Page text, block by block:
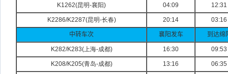
K1262(昆明-襄阳) 04:09 12:31
K2286/K2287(昆明-长春) 20:14 03:16
中转车次 襄阳发车 到达绵
K282/K283(上海-成都) 16:30 09:53
K208/K205(青岛-成都) 13:16 06:35